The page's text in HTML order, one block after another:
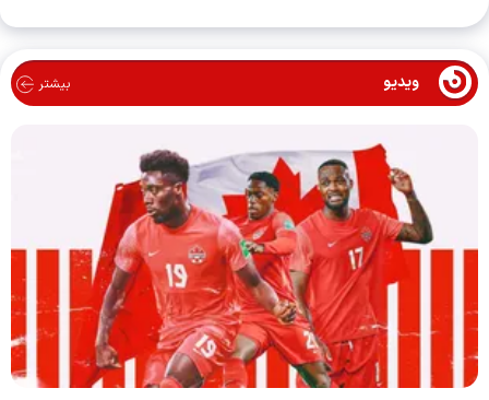
ویدیو بیشتر